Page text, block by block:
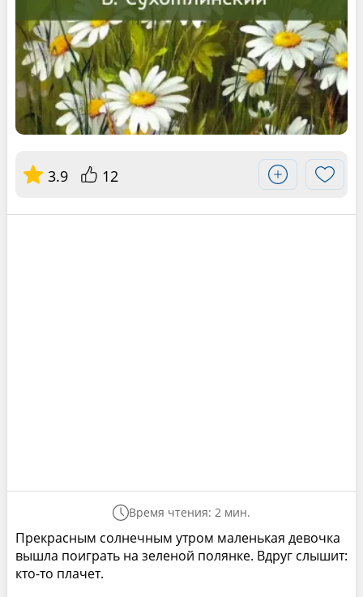
3.9 12
Время чтения: 2 мин.
Прекрасным солнечным утром маленькая девочка
вышла поиграть на зеленой полянке. Вдруг слышит:
кто-то плачет.